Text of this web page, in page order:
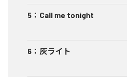
5 ： Call me tonight
6 ： 灰ライト